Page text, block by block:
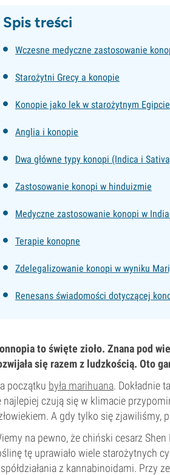
Spis treści
Wczesne medyczne zastosowanie
Starożytni Grecy a konopie
Konopie jako lek w starożytnym Egipcie
Anglia i konopie
Dwa główne typy konopi (Indica i
Zastosowanie konopi w hinduizmie
Medyczne zastosowanie konopi w
Terapie konopne
Zdelegalizowanie konopi w wyniku
Renesans świadomości dotyczącej
to święte zioło. Znana pod
się razem z ludzkością. Oto
początku była marihuana. Dokładnie
najlepiej czują się w klimacie
A gdy tylko się zjawiliśmy,
na pewno, że chiński cesarz
tę uprawiało wiele starożytnych
z kannabinoidami. Przy